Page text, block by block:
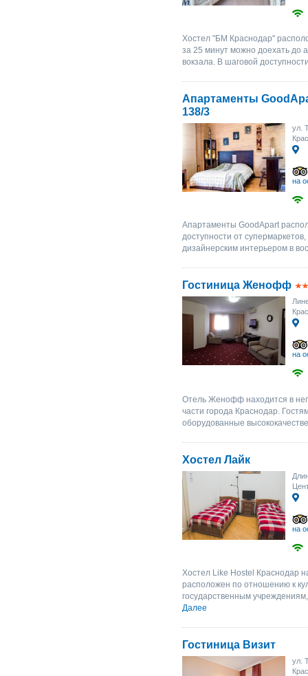
Хостел "БМ Краснодар"
за 25 минут можно доехать до
вокзала. В шаговой
Апартаменты
138/3
ул.
на
Апартаменты GoodApart
доступности от
дизайнерским интерьером в
Гостиница Женофф
на
Отель Женофф находится в
части города Краснодар.
оборудованные
Хостел Лайк
на
Хостел Like Hostel Краснодар
расположен по отношению к
государственным
Далее
Гостиница Визит
ул.